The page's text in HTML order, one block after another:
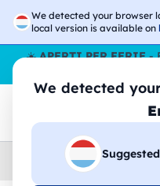
We detected your browser
local version is available on
We detected
☀️APERTI PER FERIE-
Cartoleria ›